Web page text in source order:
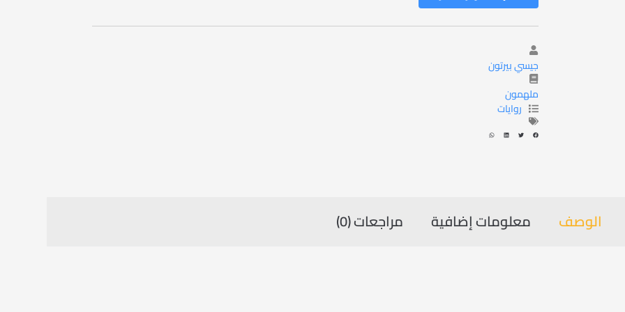
جيسي بيرتون
ملهمون
روايات
الوصف معلومات إضافية مراجعات (0)